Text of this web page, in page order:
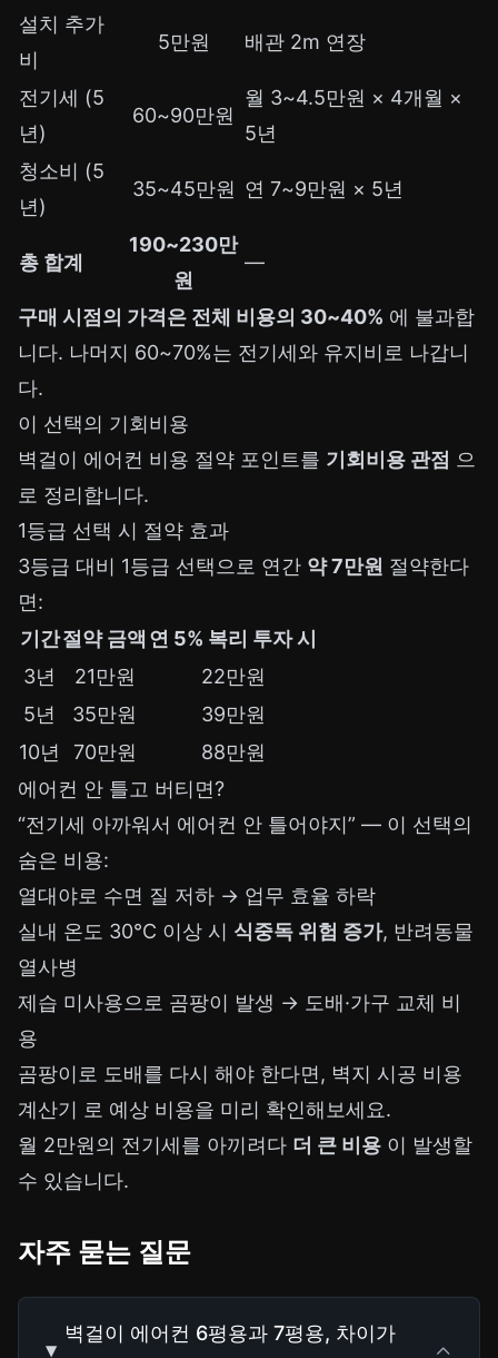
설치 추가
비
5만원 배관 2m 연장
전기세 (5
년)
60~90만원
월 3~4.5만원 × 4개월 ×
5년
청소비 (5
년)
35~45만원 연 7~9만원 × 5년
총 합계
190~230만
원
—
구매 시점의 가격은 전체 비용의 30~40% 에 불과합
니다. 나머지 60~70%는 전기세와 유지비로 나갑니
다.
이 선택의 기회비용
벽걸이 에어컨 비용 절약 포인트를 기회비용 관점 으
로 정리합니다.
1등급 선택 시 절약 효과
3등급 대비 1등급 선택으로 연간 약 7만원 절약한다
면:
기간절약 금액 연 5% 복리 투자 시
3년
21만원
22만원
5년
35만원
39만원
10년
70만원
88만원
에어컨 안 틀고 버티면?
“전기세 아까워서 에어컨 안 틀어야지” — 이 선택의
숨은 비용:
열대야로 수면 질 저하 → 업무 효율 하락
실내 온도 30°C 이상 시 식중독 위험 증가, 반려동물
열사병
제습 미사용으로 곰팡이 발생 → 도배·가구 교체 비
용
곰팡이로 도배를 다시 해야 한다면, 벽지 시공 비용
계산기 로 예상 비용을 미리 확인해보세요.
월 2만원의 전기세를 아끼려다 더 큰 비용 이 발생할
수 있습니다.
자주 묻는 질문
벽걸이 에어컨 6평용과 7평용, 차이가